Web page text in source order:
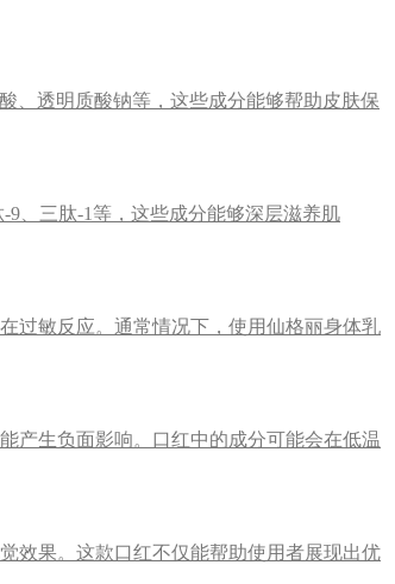
、透明质酸钠等，这些成分能够帮助皮肤保
、三肽-1等，这些成分能够深层滋养肌
过敏反应。通常情况下，使用仙格丽身体乳
产生负面影响。口红中的成分可能会在低温
效果。这款口红不仅能帮助使用者展现出优